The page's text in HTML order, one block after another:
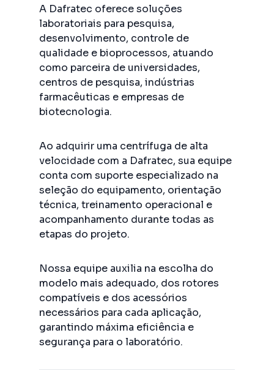
A Dafratec oferece soluções
laboratoriais para pesquisa,
desenvolvimento, controle de
qualidade e bioprocessos, atuando
como parceira de universidades,
centros de pesquisa, indústrias
farmacêuticas e empresas de
biotecnologia.
Ao adquirir uma centrífuga de alta
velocidade com a Dafratec, sua equipe
conta com suporte especializado na
seleção do equipamento, orientação
técnica, treinamento operacional e
acompanhamento durante todas as
etapas do projeto.
Nossa equipe auxilia na escolha do
modelo mais adequado, dos rotores
compatíveis e dos acessórios
necessários para cada aplicação,
garantindo máxima eficiência e
segurança para o laboratório.